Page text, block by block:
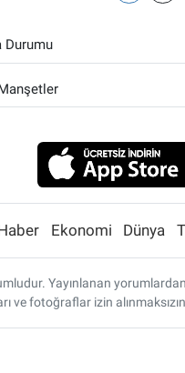
Durumu
Ekonomi Dünya
Yayınlanan
ve fotoğraflar izin